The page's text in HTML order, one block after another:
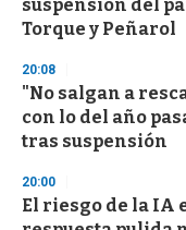
suspensión del
Torque y Peñarol
20:08
"No salgan a
con lo del año
tras suspensión
20:00
El riesgo de la IA